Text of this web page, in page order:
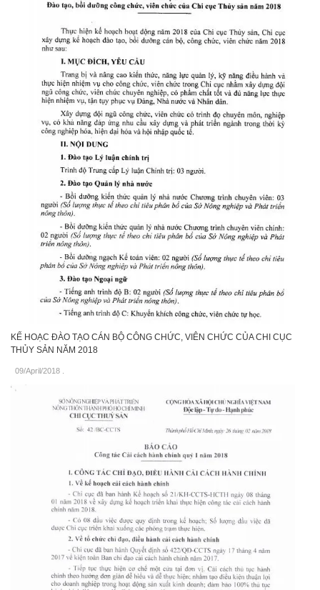
KẾ HOẠC ĐÀO TẠO CÁN BỘ CÔNG CHỨC, VIÊN CHỨC CỦA CHI CỤC
THỦY SẢN NĂM 2018
09/April/2018